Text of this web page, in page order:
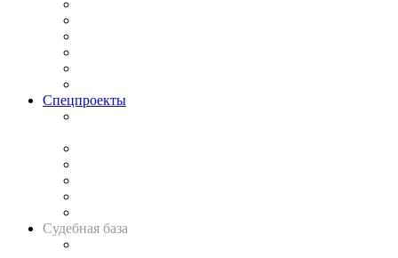
Спецпроекты
Судебная база